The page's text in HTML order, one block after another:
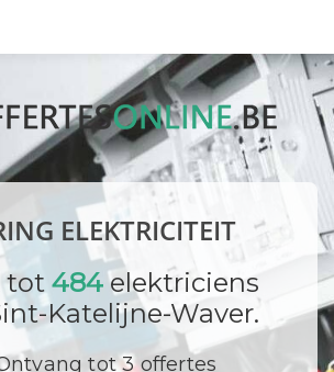
uit?
ELEKTRICITEIT
tot 484elektriciens
Katelijne-Waver.
tot 3 offertes